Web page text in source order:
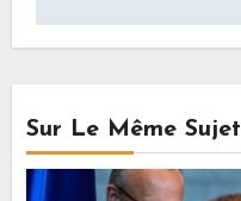
Sur Le Même Sujet